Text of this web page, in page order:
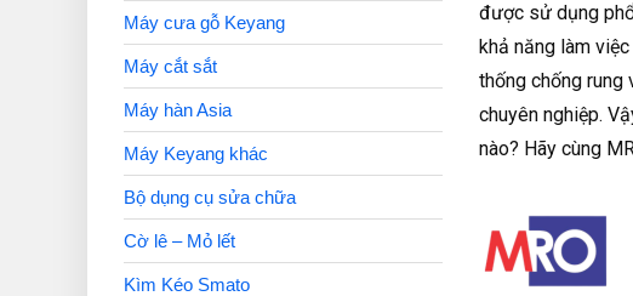
được sử dụng
khả năng làm
thống chống rung
chuyên nghiệp.
nào? Hãy cùng
Máy cưa gỗ Keyang
Máy cắt sắt
Máy hàn Asia
Máy Keyang khác
Bộ dụng cụ sửa chữa
Cờ lê – Mỏ lết
Kìm Kéo Smato